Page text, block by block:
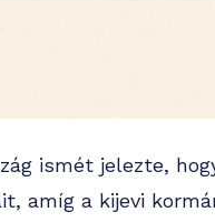
ismét jelezte,
amíg a kijevi